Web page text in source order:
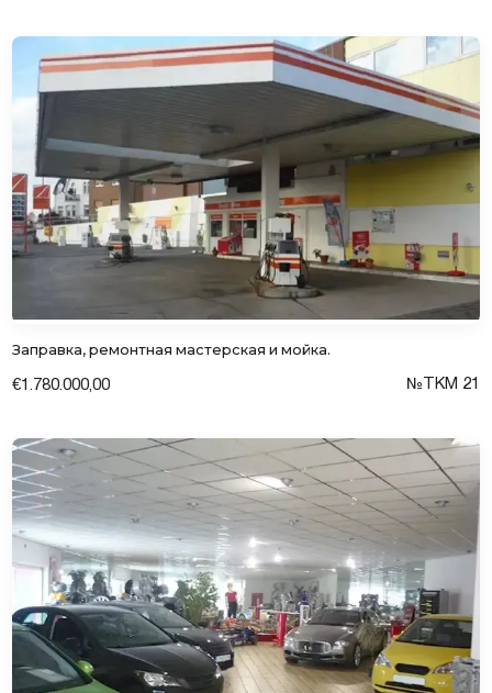
Заправка, ремонтная мастерская и мойка.
€1.780.000,00 №TKM 21